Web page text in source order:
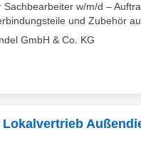
w/m/d –
und Zubehör
GmbH & Co. KG